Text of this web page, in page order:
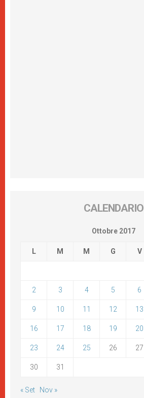
CALENDARIO
Ottobre 2017
L M M G V
2 3 4 5 6
9 10 11 12 13
16 17 18 19 20
23 24 25 26 27
30 31
« Set Nov »